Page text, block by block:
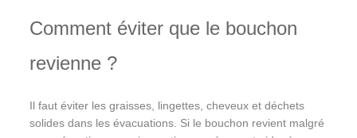
Comment éviter que le bouchon
revienne ?
Il faut éviter les graisses, lingettes, cheveux et déchets
solides dans les évacuations. Si le bouchon revient malgré